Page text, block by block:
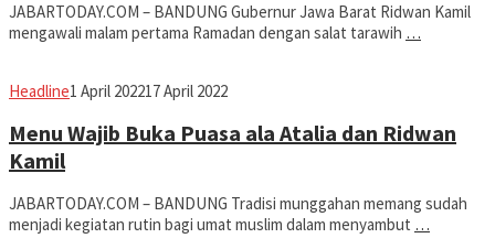
JABARTODAY.COM – BANDUNG Gubernur Jawa Barat Ridwan Kamil
mengawali malam pertama Ramadan dengan salat tarawih …
HeadlineAvila
1 April 202217 April 2022
Menu Wajib Buka Puasa ala Atalia dan Ridwan
Kamil
JABARTODAY.COM – BANDUNG Tradisi munggahan memang sudah
menjadi kegiatan rutin bagi umat muslim dalam menyambut …